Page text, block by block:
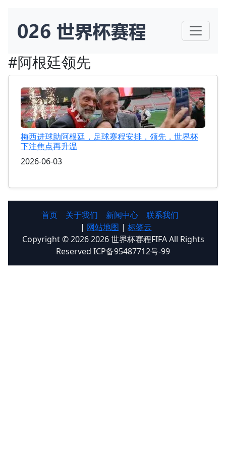
#阿根廷领先
梅西进球助阿根廷，足球赛程安排，领先，世界杯
下注焦点再升温
2026-06-03
首页 关于我们 新闻中心
联系我们
| 网站地图 | 标签云
Copyright © 2026 2026 世界杯赛程FIFA All Rights
Reserved ICP备95487712号-99